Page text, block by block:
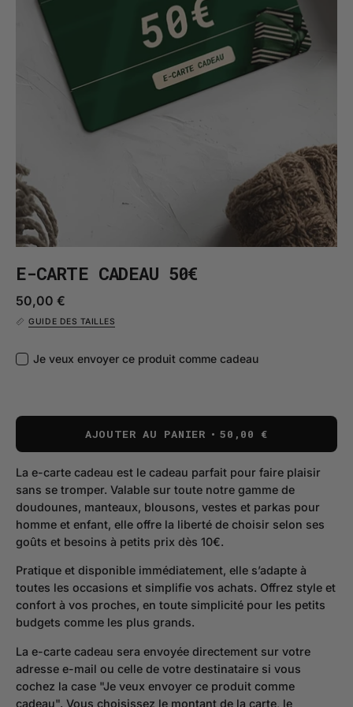
E-CARTE CADEAU 50€
50,00 €
GUIDE DES TAILLES
Je veux envoyer ce produit comme cadeau
AJOUTER AU PANIER 50,00 €
La e-carte cadeau est le cadeau parfait pour faire plaisir
sans se tromper. Valable sur toute notre gamme de
doudounes, manteaux, blousons, vestes et parkas pour
homme et enfant, elle offre la liberté de choisir selon ses
goûts et besoins à petits prix dès 10€.
Pratique et disponible immédiatement, elle s’adapte à
toutes les occasions et simplifie vos achats. Offrez style et
confort à vos proches, en toute simplicité pour les petits
budgets comme les plus grands.
La e-carte cadeau sera envoyée directement sur votre
adresse e-mail ou celle de votre destinataire si vous
cochez la case "Je veux envoyer ce produit comme
cadeau". Vous choisissez le montant de la carte, le